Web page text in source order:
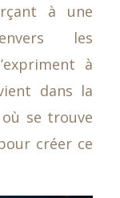
à une
les
à
dans la
se trouve
créer ce